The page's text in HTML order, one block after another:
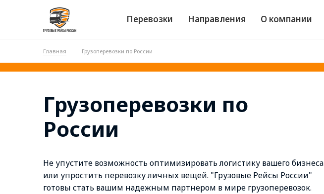
Перевозки Направления О компании
Главная Грузоперевозки по России
Грузоперевозки по
России
Не упустите возможность оптимизировать логистику вашего бизнеса
или упростить перевозку личных вещей. "Грузовые Рейсы России"
готовы стать вашим надежным партнером в мире грузоперевозок.